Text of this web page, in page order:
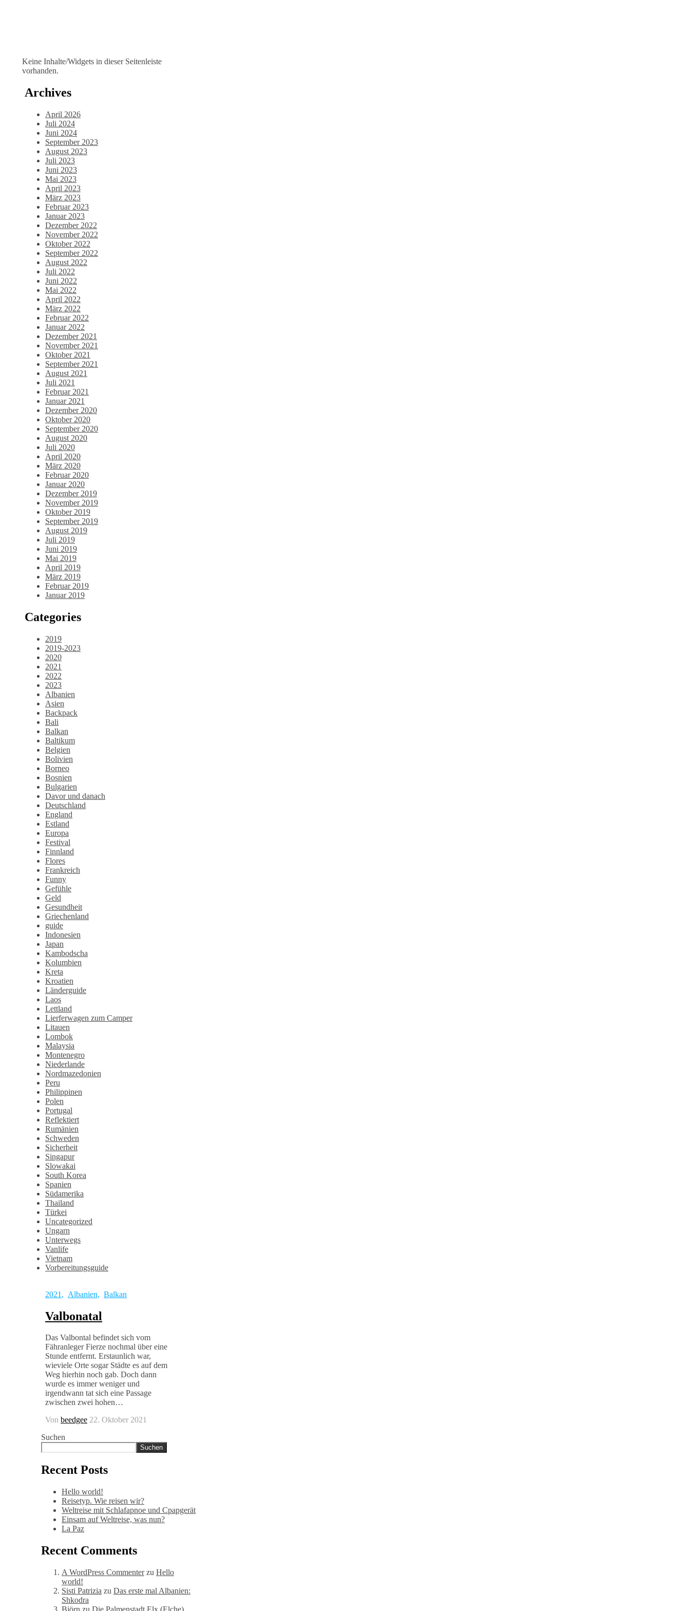
Keine Inhalte/Widgets in dieser Seitenleiste
vorhanden.
Archives
April 2026
Juli 2024
Juni 2024
September 2023
August 2023
Juli 2023
Juni 2023
Mai 2023
April 2023
März 2023
Februar 2023
Januar 2023
Dezember 2022
November 2022
Oktober 2022
September 2022
August 2022
Juli 2022
Juni 2022
Mai 2022
April 2022
März 2022
Februar 2022
Januar 2022
Dezember 2021
November 2021
Oktober 2021
September 2021
August 2021
Juli 2021
Februar 2021
Januar 2021
Dezember 2020
Oktober 2020
September 2020
August 2020
Juli 2020
April 2020
März 2020
Februar 2020
Januar 2020
Dezember 2019
November 2019
Oktober 2019
September 2019
August 2019
Juli 2019
Juni 2019
Mai 2019
April 2019
März 2019
Februar 2019
Januar 2019
Categories
2019
2019-2023
2020
2021
2022
2023
Albanien
Asien
Backpack
Bali
Balkan
Baltikum
Belgien
Bolivien
Borneo
Bosnien
Bulgarien
Davor und danach
Deutschland
England
Estland
Europa
Festival
Finnland
Flores
Frankreich
Funny
Gefühle
Geld
Gesundheit
Griechenland
guide
Indonesien
Japan
Kambodscha
Kolumbien
Kreta
Kroatien
Länderguide
Laos
Lettland
Lierferwagen zum Camper
Litauen
Lombok
Malaysia
Montenegro
Niederlande
Nordmazedonien
Peru
Philippinen
Polen
Portugal
Reflektiert
Rumänien
Schweden
Sicherheit
Singapur
Slowakai
South Korea
Spanien
Südamerika
Thailand
Türkei
Uncategorized
Ungarn
Unterwegs
Vanlife
Vietnam
Vorbereitungsguide
2021 , Albanien, Balkan
Valbonatal
Das Valbontal befindet sich vom
Fähranleger Fierze nochmal über eine
Stunde entfernt. Erstaunlich war,
wieviele Orte sogar Städte es auf dem
Weg hierhin noch gab. Doch dann
wurde es immer weniger und
irgendwann tat sich eine Passage
zwischen zwei hohen…
Von beedgee 22. Oktober 2021
Suchen
Suchen
Recent Posts
Hello world!
Reisetyp. Wie reisen wir?
Weltreise mit Schlafapnoe und Cpapgerät
Einsam auf Weltreise, was nun?
La Paz
Recent Comments
A WordPress Commenterzu Hello
world!
Sisti Patrizia zu Das erste mal Albanien:
Shkodra
Björn zu Die Palmenstadt Elx (Elche)